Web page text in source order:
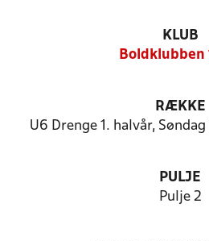
KLUB
Boldklubben
RÆKKE
U6 Drenge 1. halvår,
PULJE
Pulje 2